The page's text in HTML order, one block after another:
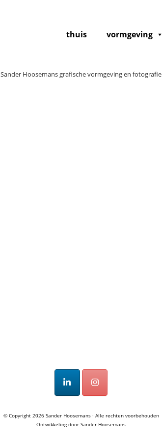
thuis vormgeving
Sander Hoosemans grafische vormgeving en fotografie
© Copyright 2026 Sander Hoosemans· Alle rechten voorbehouden
Ontwikkeling door Sander Hoosemans